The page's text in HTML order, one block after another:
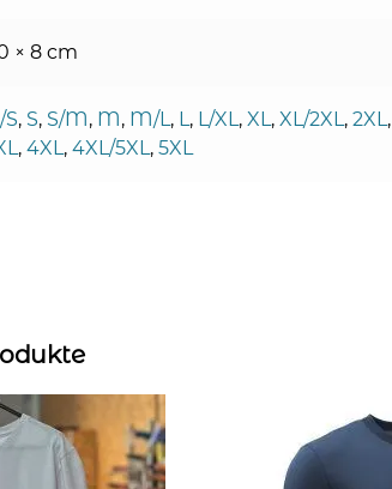
× 8 cm
S, S, S/M, M, M/L, L, L/XL, XL, XL/2XL, 2XL,
, 4XL, 4XL/5XL, 5XL